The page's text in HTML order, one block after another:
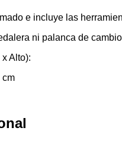
e incluye las
ni palanca de
Alto):
cm